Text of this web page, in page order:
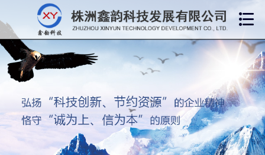
网站首页
新闻中心
产品展示
